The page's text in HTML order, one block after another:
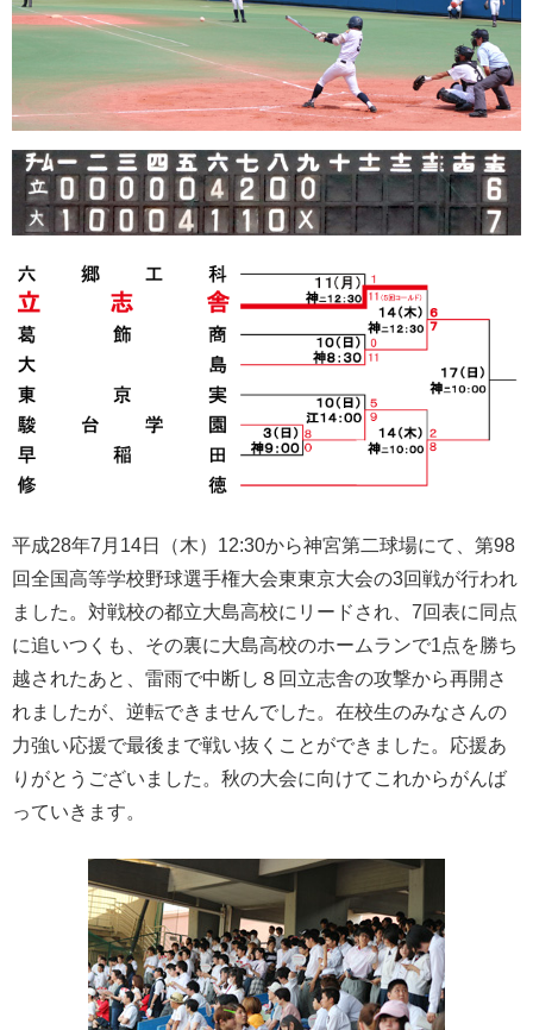
平成28年7月14日（木）12:30から神宮第二球場にて、第98
回全国高等学校野球選手権大会東東京大会の3回戦が行われ
ました。対戦校の都立大島高校にリードされ、7回表に同点
に追いつくも、その裏に大島高校のホームランで1点を勝ち
越されたあと、雷雨で中断し８回立志舎の攻撃から再開さ
れましたが、逆転できませんでした。在校生のみなさんの
力強い応援で最後まで戦い抜くことができました。応援あ
りがとうございました。秋の大会に向けてこれからがんば
っていきます。